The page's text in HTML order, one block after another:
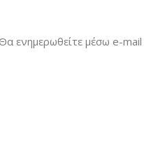
ενημερωθείτε μέσω e-mail